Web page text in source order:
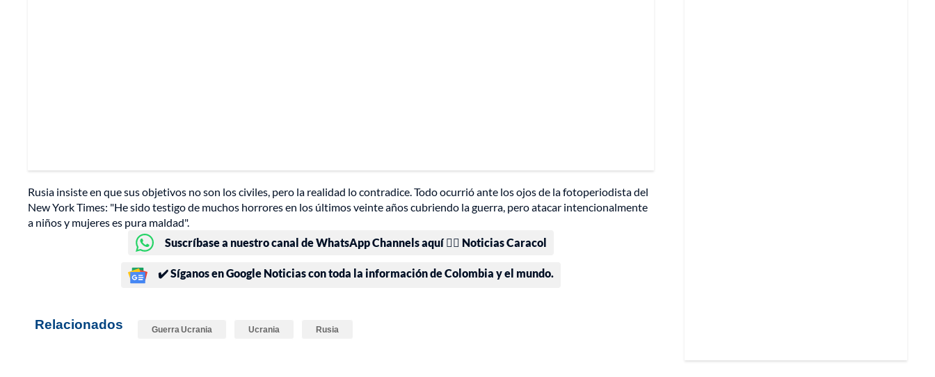
Rusia insiste en que sus objetivos no son los civiles, pero la realidad lo contradice. Todo ocurrió ante los ojos de la fotoperiodista del
New York Times: "He sido testigo de muchos horrores en los últimos veinte años cubriendo la guerra, pero atacar intencionalmente
a niños y mujeres es pura maldad".
Suscríbase a nuestro canal de WhatsApp Channels aquí 👉🏻 Noticias Caracol
✔️ Síganos en Google Noticias con toda la información de Colombia y el mundo.
Relacionados Guerra Ucrania Ucrania Rusia